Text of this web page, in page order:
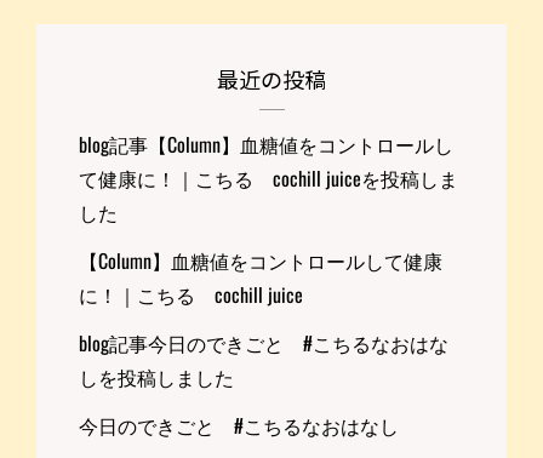
最近の投稿
blog記事【Column】血糖値をコントロールし
て健康に！｜こちる cochill juiceを投稿しま
した
【Column】血糖値をコントロールして健康
に！｜こちる cochill juice
blog記事今日のできごと #こちるなおはな
しを投稿しました
今日のできごと #こちるなおはなし